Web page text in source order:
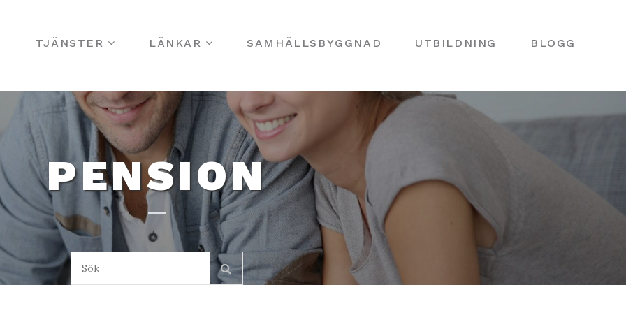
TJÄNSTER LÄNKAR SAMHÄLLSBYGGNAD UTBILDNING BLOGG
PENSION
Sök: